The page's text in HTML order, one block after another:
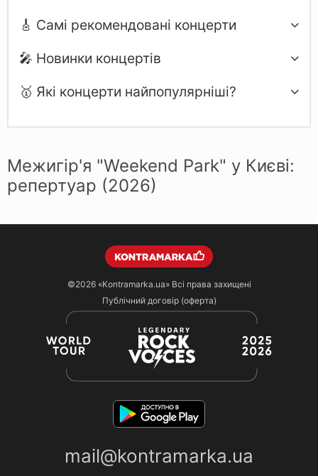
🎸 Самі рекомендовані концерти
🎤 Новинки концертів
🥇 Які концерти найпопулярніші?
Межигір'я "Weekend Park" у Києві:
репертуар (2026)
©2026 «Kontramarka.ua»Всі права захищені
Публічний договір (оферта)
mail@kontramarka.ua